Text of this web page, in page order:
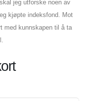
jeg utforske noen av
kjøpte indeksfond. Mot
med kunnskapen til å ta